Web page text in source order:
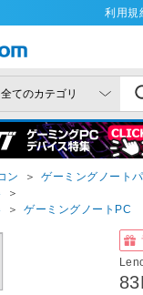
利用規
ン ＞
ゲーミングノート
＞
＞ ゲーミングノートPC